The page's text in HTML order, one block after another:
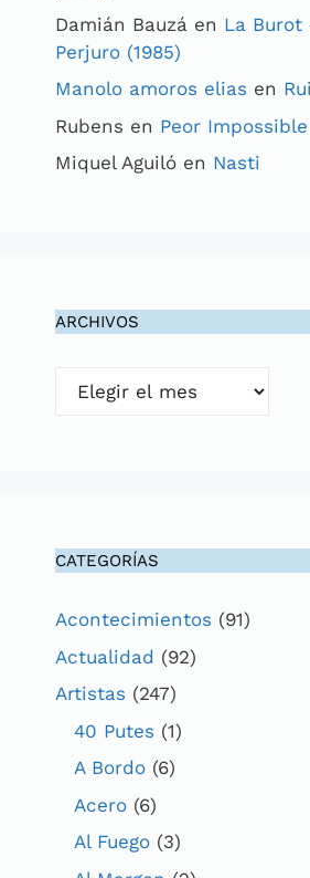
Damián Bauzá en La Burot
Perjuro (1985)
Manolo amoros elias en
Rubens en Peor Impossible
Miquel Aguiló en Nasti
ARCHIVOS
Archivos
CATEGORÍAS
Acontecimientos (91)
Actualidad (92)
Artistas (247)
40 Putes (1)
A Bordo (6)
Acero (6)
Al Fuego (3)